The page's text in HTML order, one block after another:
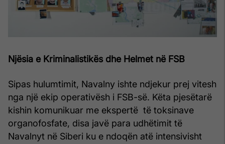
Njësia e Kriminalistikës dhe Helmet në FSB
Sipas hulumtimit, Navalny ishte ndjekur prej vitesh
nga një ekip operativësh i FSB-së. Këta pjesëtarë
kishin komunikuar me ekspertë të toksinave
organofosfate, disa javë para udhëtimit të
Navalnyt në Siberi ku e ndoqën atë intensivisht